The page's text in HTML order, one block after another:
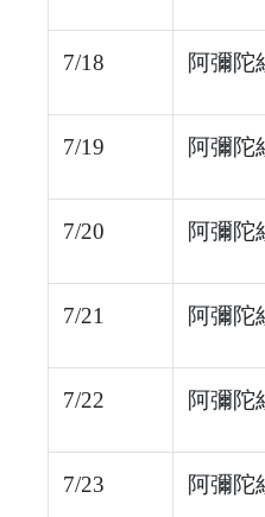
7/18 阿彌陀
7/19 阿彌陀
7/20 阿彌陀
7/21 阿彌陀
7/22 阿彌陀
7/23 阿彌陀